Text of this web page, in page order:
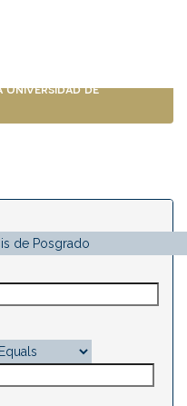
de